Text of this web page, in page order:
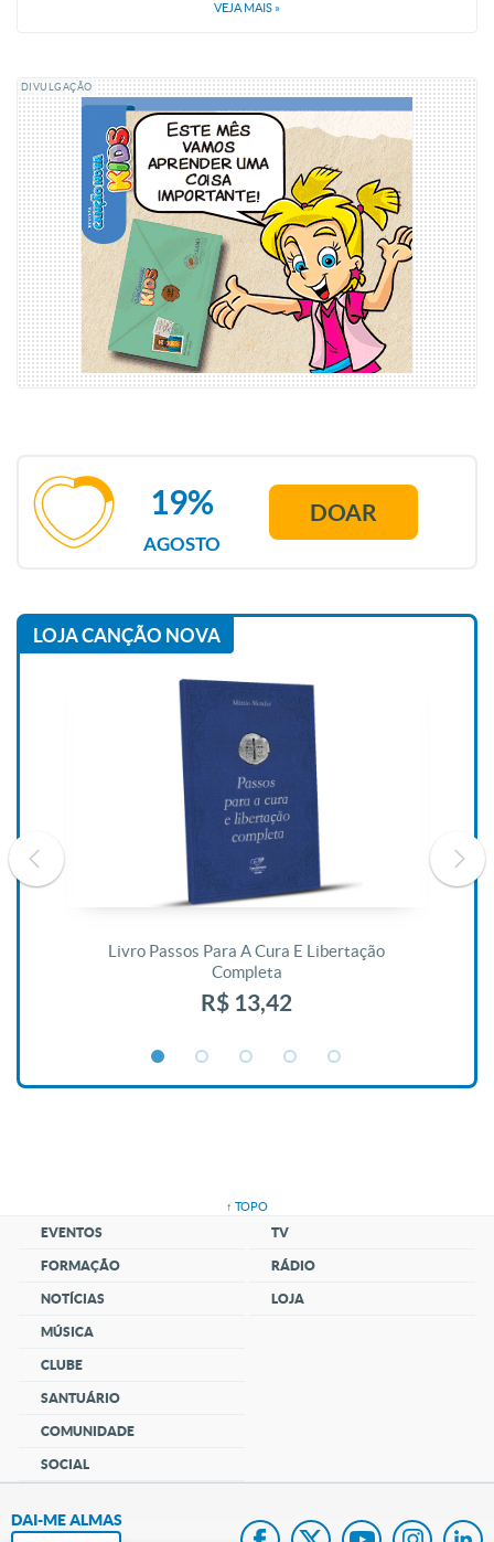
VEJA MAIS »
DIVULGAÇÃO
AGOSTO
19% DOAR
LOJA CANÇÃO NOVA
Livro Passos Para A Cura E Libertação
Completa
R$ 13,42
↑ TOPO
EVENTOS
FORMAÇÃO
NOTÍCIAS
MÚSICA
CLUBE
SANTUÁRIO
COMUNIDADE
SOCIAL
TV
RÁDIO
LOJA
DAI-ME ALMAS